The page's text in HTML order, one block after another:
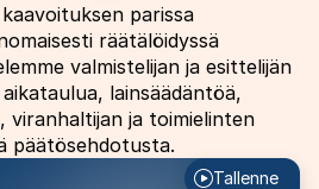
parissa
räätälöidyssä
valmistelijan ja esittelijän
lainsäädäntöä,
viranhaltijan ja toimielinten
päätösehdotusta.
Tallenne